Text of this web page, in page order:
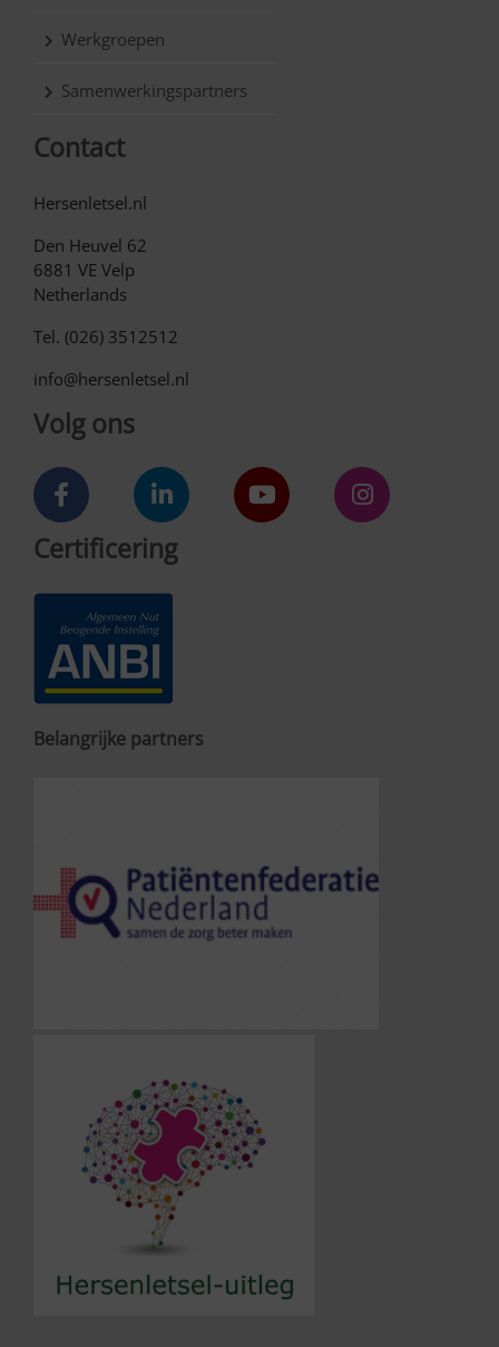
Werkgroepen
Samenwerkingspartners
Contact
Hersenletsel.nl
Den Heuvel 62
6881 VE Velp
Netherlands
Tel. (026) 3512512
info@hersenletsel.nl
Volg ons
Certificering
Belangrijke partners